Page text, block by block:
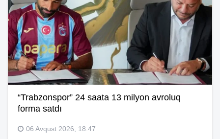
“Trabzonspor” 24 saata 13 milyon avroluq
forma satdı
06 Avqust 2026, 18:47